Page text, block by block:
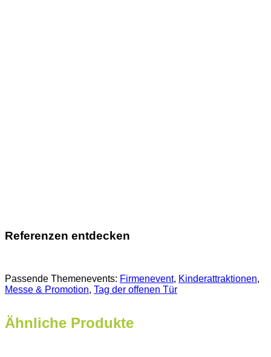
Referenzen entdecken
Passende Themenevents: Firmenevent, Kinderattraktionen
Messe & Promotion, Tag der offenen Tür
Ähnliche Produkte